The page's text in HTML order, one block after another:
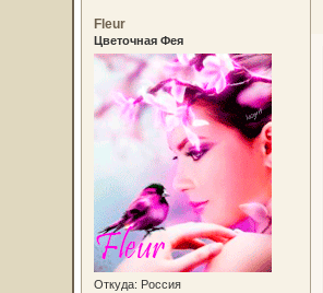
Fleur
Цветочная Фея
Откуда: Россия